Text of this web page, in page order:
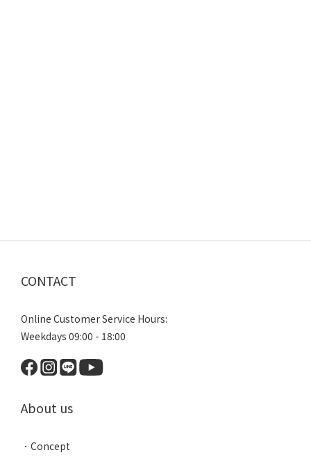
CONTACT
Online Customer Service Hours:
Weekdays 09:00 - 18:00
About us
． Concept